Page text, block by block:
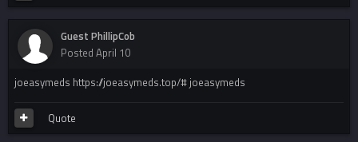
Guest PhillipCob
Posted April 10
joeasymeds https://joeasymeds.top/# joeasymeds
Quote